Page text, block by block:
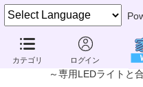
カテゴリ ログイン
やじう
パナソニック「無接点対
～専用LEDライトと